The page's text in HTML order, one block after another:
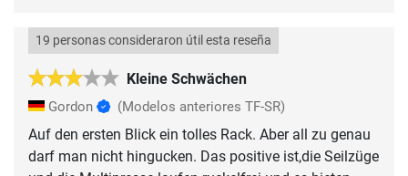
Kleine Schwächen
19 personas consideraron útil esta reseña
Gordon (Modelos anteriores TF-SR)
Auf den ersten Blick ein tolles Rack. Aber all zu genau
darf man nicht hingucken. Das positive ist,die Seilzüge